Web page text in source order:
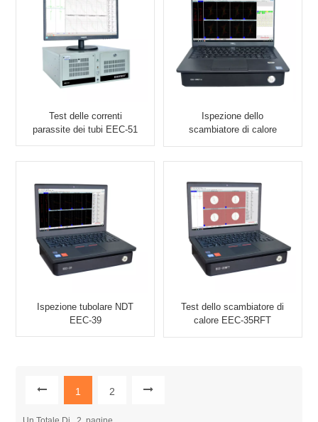
Test delle correnti
parassite dei tubi EEC-51
Ispezione dello
scambiatore di calore
Ispezione tubolare NDT
EEC-39
Test dello scambiatore di
calore EEC-35RFT
1 2